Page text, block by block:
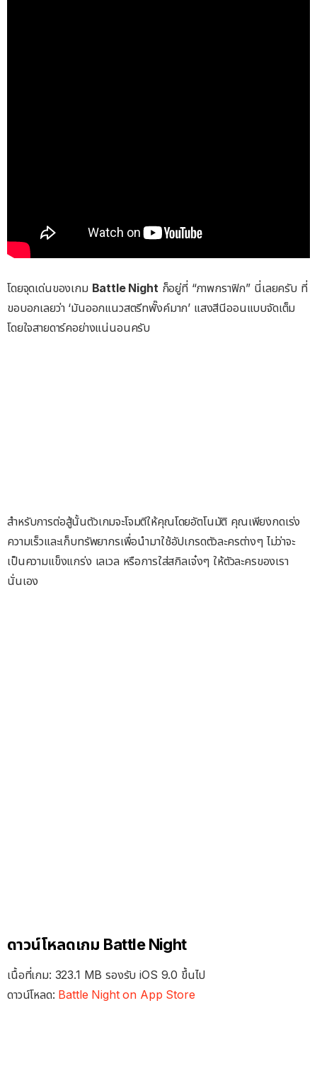
โดยจุดเด่นของเกม Battle Nightก็อยู่ที่ “ภาพกราฟิก” นี่เลยครับ ที่
ขอบอกเลยว่า ‘มันออกแนวสตรีทพั๊งค์มาก’ แสงสีนีออนแบบจัดเต็ม
โดยใจสายดาร์คอย่างแน่นอนครับ
สำหรับการต่อสู้นั้นตัวเกมจะโจมตีให้คุณโดยอัตโนมัติ คุณเพียงกดเร่ง
ความเร็วและเก็บทรัพยากรเพื่อนำมาใช้อัปเกรดตัวละครต่างๆ ไม่ว่าจะ
เป็นความแข็งแกร่ง เลเวล หรือการใส่สกิลเจ๋งๆ ให้ตัวละครของเรา
นั่นเอง
ดาวน์โหลดเกม Battle Night
เนื้อที่เกม: 323.1 MB รองรับ iOS 9.0 ขึ้นไป
ดาวน์โหลด: Battle Night on App Store